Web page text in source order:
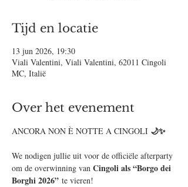
Tijd en locatie
13 jun 2026, 19:30
Viali Valentini, Viali Valentini, 62011 Cingoli
MC, Italië
Over het evenement
ANCORA NON È NOTTE A CINGOLI 🌙✨
We nodigen jullie uit voor de officiële afterparty
om de overwinning van Cingoli als “Borgo dei
Borghi 2026” te vieren!